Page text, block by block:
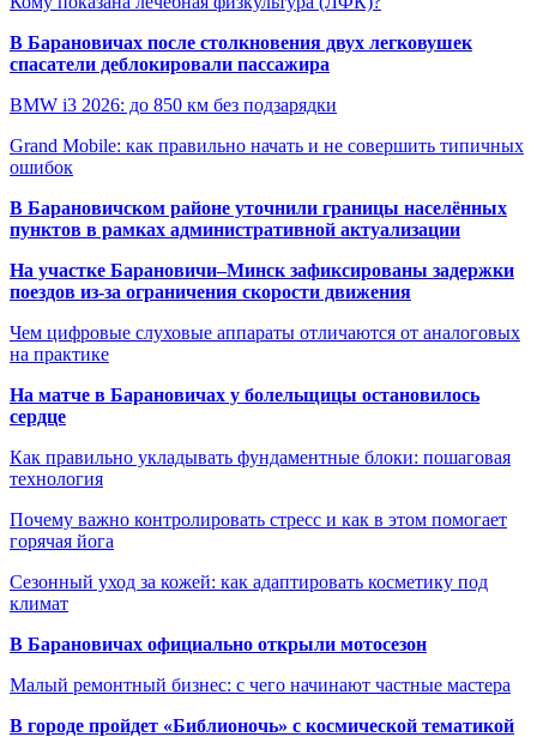
В Барановичах после столкновения двух легковушек
спасатели деблокировали пассажира
BMW i3 2026: до 850 км без подзарядки
Grand Mobile: как правильно начать и не совершить типичных
ошибок
В Барановичском районе уточнили границы населённых
пунктов в рамках административной актуализации
На участке Барановичи–Минск зафиксированы задержки
поездов из-за ограничения скорости движения
Чем цифровые слуховые аппараты отличаются от аналоговых
на практике
На матче в Барановичах у болельщицы остановилось
сердце
Как правильно укладывать фундаментные блоки: пошаговая
технология
Почему важно контролировать стресс и как в этом помогает
горячая йога
Сезонный уход за кожей: как адаптировать косметику под
климат
В Барановичах официально открыли мотосезон
Малый ремонтный бизнес: с чего начинают частные мастера
В городе пройдет «Библионочь» с космической тематикой